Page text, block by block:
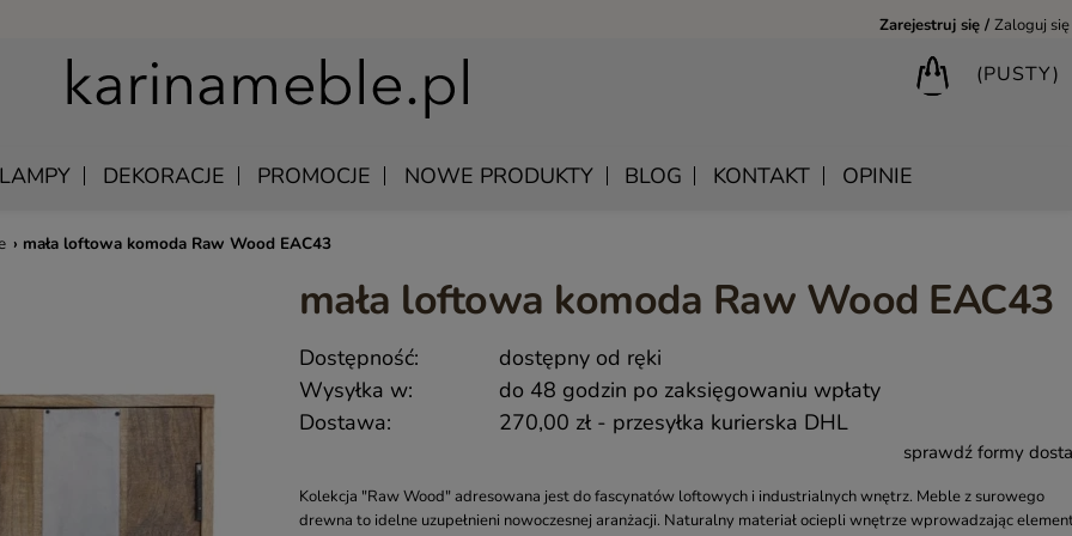
Zarejestruj się Zaloguj się
(PUSTY)
ŁÓŻKA DREWNIANE
SZAFKI NOCNE DREWNIANE
SZAFY DREWNIANE
BIURKA DREWNIANE
BIBLIOTECZKI DREWNIANE
LUSTRA DREWNIANE
MANGO – MEBLE Z LITEGO DREWNA NATURALNE
MEBLE Z PALISANDRU INDYJSKIEGO
MEBLE INDYJSKIE Z AKACJI
QUEEN – KLASYCZNE MEBLE DREWNIANE
MEBLE RUSTYKALNE DREWNIANE
HAMPTON ISLAND – MEBLE W STYLU HAMPTON
SHANTI – DREWNIANE MEBLE RZEŹBIONE
MEBLE BOHO SKANDYNAWSKIE – DREWNIANE
MONSOON – MEBLE RZEŹBIONE BOHO NOWOCZESNE
SAHARA – MEBLE VINTAGE LOFT
SAFFRON – MEBLE INDYJSKIE I ORIENTALNE
LAMPY DEKORACJE PROMOCJE NOWE PRODUKTY BLOG KONTAKT OPINIE
› mała loftowa komoda Raw Wood EAC43
mała loftowa komoda Raw Wood EAC43
Dostępność:
dostępny od ręki
Wysyłka w:
do 48 godzin po zaksięgowaniu wpłaty
Dostawa:
270,00 zł - przesyłka kurierska DHL
sprawdź formy
Kolekcja "Raw Wood" adresowana jest do fascynatów loftowych i industrialnych wnętrz. Meble z surowego
drewna to idelne uzupełnieni nowoczesnej aranżacji. Naturalny materiał ociepli wnętrze wprowadzając